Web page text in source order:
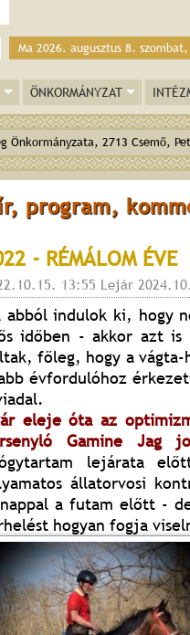
Ma 2026. augusztus 8.
ÖNKORMÁNYZAT
Önkormányzata, 2713
program,
- RÉMÁLOM ÉVE
13:55 Lejár
abból indulok ki, hogy
időben - akkor azt is
főleg, hogy a
évfordulóhoz
eleje óta az
Gamine Jag
lejárata
állatorvosi
a futam előtt -
hogyan fogja